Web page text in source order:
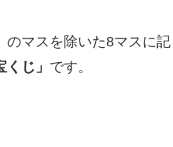
のマスを除いた8マスに記
じ」 です。